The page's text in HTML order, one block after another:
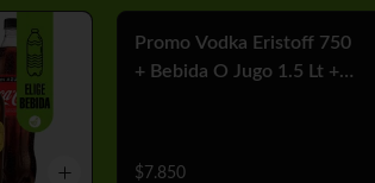
Promo Vodka Eristoff 750
+ Bebida O Jugo 1.5 Lt +
$7.850